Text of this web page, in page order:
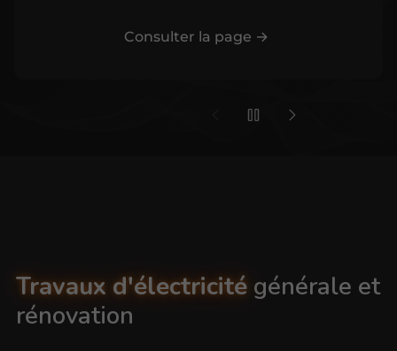
Consulter la page →
Travaux d'électricité générale et
rénovation